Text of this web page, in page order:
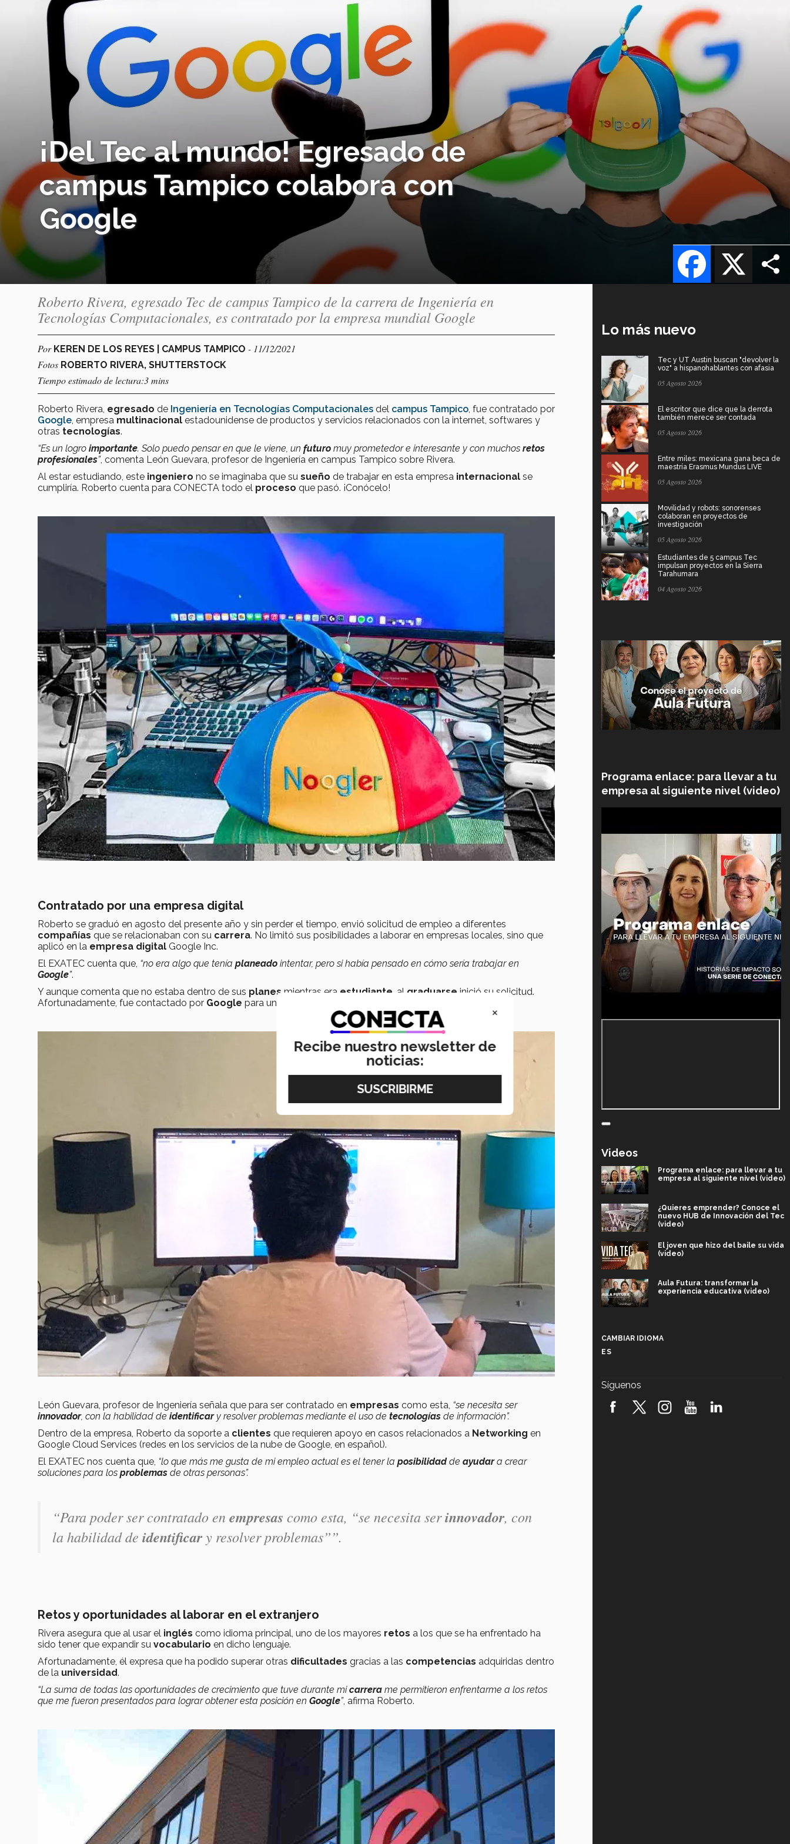
¡Del Tec al mundo! Egresado de
campus Tampico colabora con
Google
X
Facebook
Roberto Rivera, egresado Tec de campus Tampico de la carrera de Ingeniería en
Tecnologías Computacionales, es contratado por la empresa mundial Google
Por KEREN DE LOS REYES | CAMPUS TAMPICO - 11/12/2021
Fotos ROBERTO RIVERA, SHUTTERSTOCK
Tiempo estimado de lectura:3 mins
Roberto Rivera, egresado de Ingeniería en Tecnologías Computacionales del campus Tampico , fue contratado por
Google , empresa multinacional estadounidense de productos y servicios relacionados con la internet, softwares y
otras tecnologías.
“Es un logro importante. Solo puedo pensar en que le viene, un futuro muy prometedor e interesante y con muchos retos
profesionales”, comenta León Guevara, profesor de Ingeniería en campus Tampico sobre Rivera.
Al estar estudiando, este ingeniero no se imaginaba que su sueño de trabajar en esta empresa internacional se
cumpliría. Roberto cuenta para CONECTA todo el proceso que pasó. ¡Conócelo!
Contratado por una empresa digital
Roberto se graduó en agosto del presente año y sin perder el tiempo, envió solicitud de empleo a diferentes
compañías que se relacionaban con su carrera. No limitó sus posibilidades a laborar en empresas locales, sino que
aplicó en la empresa digital Google Inc.
El EXATEC cuenta que, “no era algo que tenía planeado intentar, pero si había pensado en cómo sería trabajar en
Google”.
Y aunque comenta que no estaba dentro de sus planes mientras era estudiante , al graduarse inició su solicitud.
Afortunadamente, fue contactado por Google para una entrevista y posteriormente, contratado.
León Guevara, profesor de Ingeniería señala que para ser contratado en empresas como esta, “se necesita ser
innovador, con la habilidad de identificary resolver problemas mediante el uso de tecnologías de información”.
Dentro de la empresa, Roberto da soporte a clientes que requieren apoyo en casos relacionados a Networking en
Google Cloud Services (redes en los servicios de la nube de Google, en español).
El EXATEC nos cuenta que, “lo que más me gusta de mi empleo actual es el tener la posibilidadde ayudara crear
soluciones para los problemas de otras personas”.
“Para poder ser contratado en empresas como esta, “se necesita serinnovador, con
la habilidad de identificary resolver problemas””.
Retos y oportunidades al laborar en el extranjero
Rivera asegura que al usar el inglés como idioma principal, uno de los mayores retos a los que se ha enfrentado ha
sido tener que expandir su vocabulario en dicho lenguaje.
Afortunadamente, él expresa que ha podido superar otras dificultades gracias a las competencias adquiridas dentro
de la universidad.
“La suma de todas las oportunidades de crecimiento que tuve durante micarrera me permitieron enfrentarme a los retos
que me fueron presentados para lograr obtener esta posición en Google”, afirma Roberto.
Lo más nuevo
Tec y UT Austin buscan "devolver la
voz" a hispanohablantes con afasia
05 Agosto 2026
El escritor que dice que la derrota
también merece ser contada
05 Agosto 2026
Entre miles: mexicana gana beca de
maestría Erasmus Mundus LIVE
05 Agosto 2026
Movilidad y robots: sonorenses
colaboran en proyectos de
investigación
05 Agosto 2026
Estudiantes de 5 campus Tec
impulsan proyectos en la Sierra
Tarahumara
04 Agosto 2026
Programa enlace: para llevar a tu
empresa al siguiente nivel (video)
Videos
Programa enlace: para llevar a tu
empresa al siguiente nivel (video)
¿Quieres emprender? Conoce el
nuevo HUB de Innovación del Tec
(video)
El joven que hizo del baile su vida
(video)
Aula Futura: transformar la
experiencia educativa (video)
robótica FIRST 2026! (video)
CAMBIAR IDIOMA
ES
Síguenos
×
Recibe nuestro newsletter de
noticias: